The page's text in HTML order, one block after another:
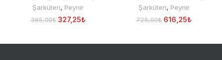
Şarküteri, Peynir
385,00₺ 327,25₺
Şarküteri, Peynir
725,00₺ 616,25₺